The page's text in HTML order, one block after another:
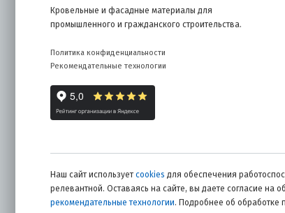
Кровельные и фасадные материалы для
промышленного и гражданского строительства.
Политика конфиденциальности
Рекомендательные технологии
Наш сайт использует cookies для обеспечения
релевантной. Оставаясь на сайте, вы даете согласие
рекомендательные технологии. Подробнее об обработке